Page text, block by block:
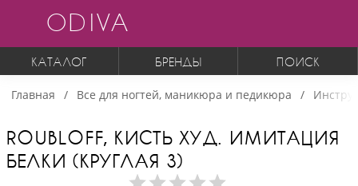
ODIVA
КАТАЛОГ БРЕНДЫ ПОИСК
Главная Все для ногтей, маникюра и педикюра
ROUBLOFF, КИСТЬ ХУД. ИМИТАЦИЯ
БЕЛКИ (КРУГЛАЯ 3)